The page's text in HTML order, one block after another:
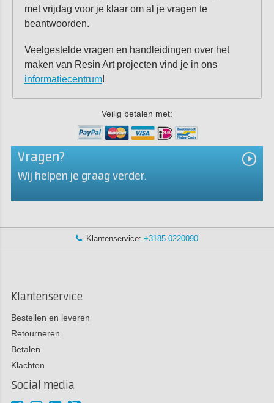
met vrijdag voor je klaar om al je vragen te
beantwoorden.
Veelgestelde vragen en handleidingen over het
maken van Resin Art projecten vind je in ons
informatiecentrum!
Veilig betalen met:
Vragen?
Wij helpen je graag verder.
Klantenservice: +3185 0220090
Klantenservice
Bestellen en leveren
Retourneren
Betalen
Klachten
Social media